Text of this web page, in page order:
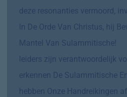
deze resonanties vermoord,
In De Orde Van Christus, hij
Mantel Van Sulammitische!
leiders zijn verantwoordelijk
erkennen De Sulammitische
hebben Onze Handreikingen